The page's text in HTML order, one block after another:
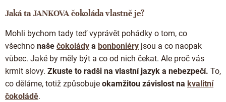
Jaká ta JANKOVA čokoláda vlastně je?
Mohli bychom tady teď vyprávět pohádky o tom, co
všechno naše čokolády a bonboniéry jsou a co naopak
vůbec. Jaké by měly být a co od nich čekat. Ale proč vás
krmit slovy. Zkuste to radši na vlastní jazyk a nebezpečí. To,
co děláme, totiž způsobuje okamžitou závislost na kvalitní
čokoládě.